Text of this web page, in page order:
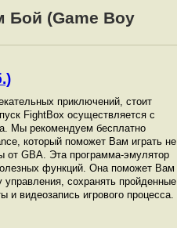
Бой (Game Boy
приключений, стоит
FightBox осуществляется с
Мы рекомендуем бесплатно
который поможет Вам играть не
от GBА. Эта программа-эмулятор
функций. Она поможет Вам
управления, сохранять пройденные
и видеозапись игрового процесса.